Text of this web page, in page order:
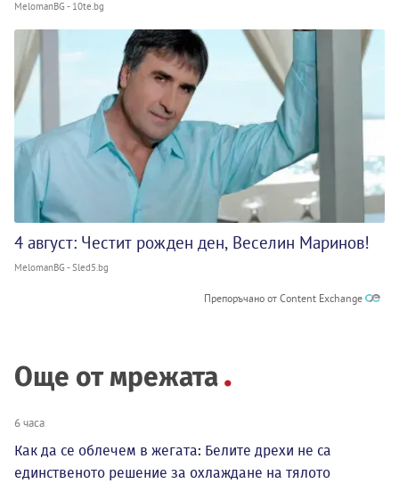
MelomanBG - 10te.bg
4 август: Честит рожден ден, Веселин Маринов!
MelomanBG - Sled5.bg
Препоръчано от Content Exchange
Още от мрежата
6 часа
Как да се облечем в жегата: Белите дрехи не са
единственото решение за охлаждане на тялото